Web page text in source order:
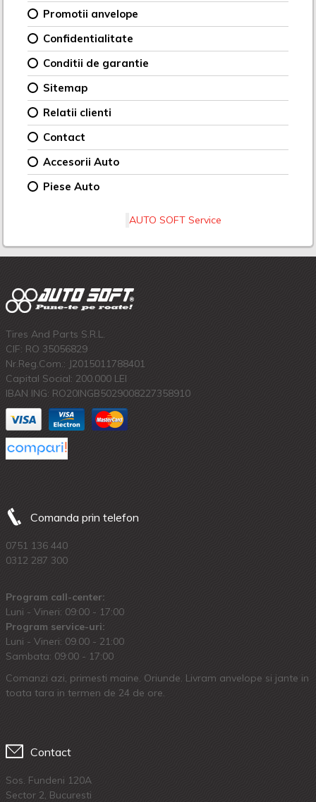
Promotii anvelope
Confidentialitate
Conditii de garantie
Sitemap
Relatii clienti
Contact
Accesorii Auto
Piese Auto
AUTO SOFT Service
Tires And Parts S.R.L.
CIF: RO 35056829
Nr.Reg.Com.: J2015011788401
Capital Social: 200.000 LEI
IBAN ING: RO20INGB5029008227358910
Comanda prin telefon
0751 136 440
0312 287 300
Program call-center:
Luni - Vineri: 09:00 - 17:00
Program service-uri:
Luni - Vineri: 09.00 - 21:00
Sambata: 09:00 - 17:00
Comanzi azi, primesti maine. Oriunde. Livram anvelope si jante in
toata tara in termen de 24 de ore.
Contact
Sos. Fundeni 120A
Sector 2, Bucuresti